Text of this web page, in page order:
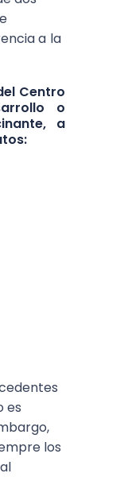
a la
Centro
o
a
es
los